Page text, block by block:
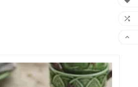

